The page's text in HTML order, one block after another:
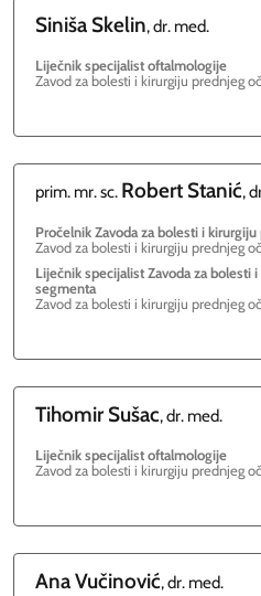
Siniša Skelin, dr. med.
Liječnik specijalist oftalmologije
Zavod za bolesti i kirurgiju prednjeg
prim. mr. sc. Robert Stanić,
Pročelnik Zavoda za bolesti i
Zavod za bolesti i kirurgiju prednjeg
Liječnik specijalist Zavoda za bolesti
segmenta
Zavod za bolesti i kirurgiju prednjeg
Tihomir Sušac, dr. med.
Liječnik specijalist oftalmologije
Zavod za bolesti i kirurgiju prednjeg
AnaVučinović, dr. med.